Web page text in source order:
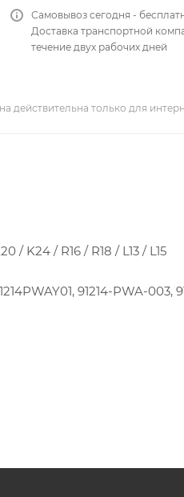
Самовывоз сегодня -
Доставка транспортной
течение двух рабочих дней
действительна только для
K24 / R16 / R18 / L13 / L15
91214-PWA-003,